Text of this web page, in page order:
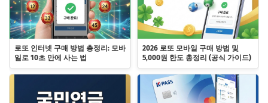
로또 인터넷 구매 방법 총정리: 모바
일로 10초 만에 사는 법
2026 로또 모바일 구매 방법 및
5,000원 한도 총정리 (공식 가이드)